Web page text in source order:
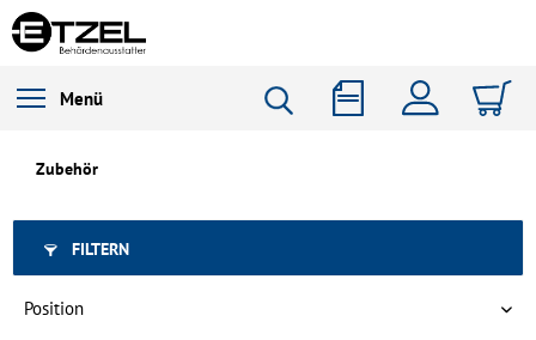
Menü
Zubehör
FILTERN